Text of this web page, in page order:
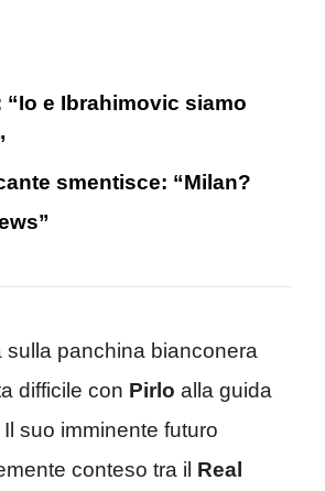
“Io e Ibrahimovic siamo
smentisce: “Milan?
sulla panchina bianconera
difficile con Pirlo alla guida
suo imminente futuro
conteso tra il Real